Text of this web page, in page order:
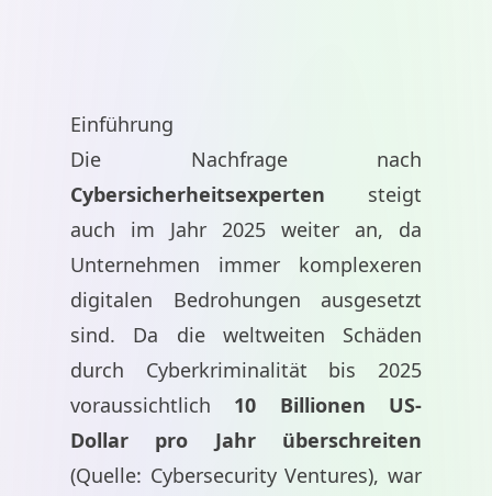
Einführung
Die Nachfrage nach
Cybersicherheitsexperten steigt
auch im Jahr 2025 weiter an, da
Unternehmen immer komplexeren
digitalen Bedrohungen ausgesetzt
sind. Da die weltweiten Schäden
durch Cyberkriminalität bis 2025
voraussichtlich 10 Billionen US-
Dollar pro Jahr überschreiten
(Quelle: Cybersecurity Ventures), war